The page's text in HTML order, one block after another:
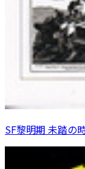
SF黎明期 未踏の